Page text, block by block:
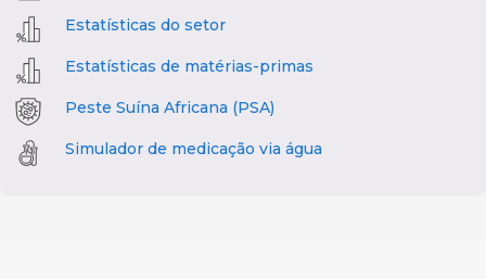
Estatísticas do setor
Estatísticas de matérias-primas
Peste Suína Africana (PSA)
Simulador de medicação via água